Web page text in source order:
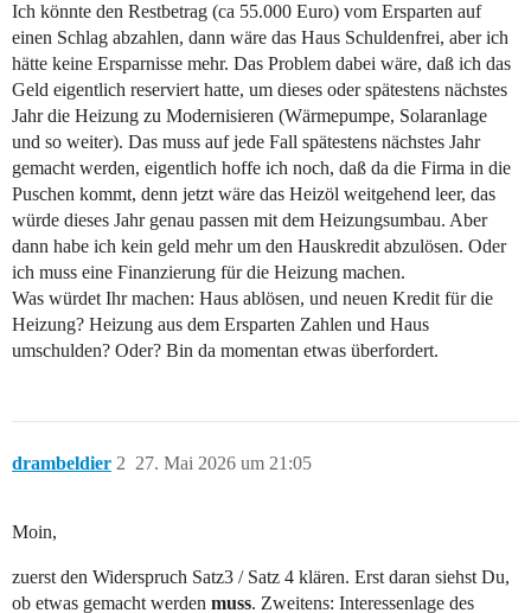
Ich könnte den Restbetrag (ca 55.000 Euro) vom Ersparten auf
einen Schlag abzahlen, dann wäre das Haus Schuldenfrei, aber ich
hätte keine Ersparnisse mehr. Das Problem dabei wäre, daß ich das
Geld eigentlich reserviert hatte, um dieses oder spätestens nächstes
Jahr die Heizung zu Modernisieren (Wärmepumpe, Solaranlage
und so weiter). Das muss auf jede Fall spätestens nächstes Jahr
gemacht werden, eigentlich hoffe ich noch, daß da die Firma in die
Puschen kommt, denn jetzt wäre das Heizöl weitgehend leer, das
würde dieses Jahr genau passen mit dem Heizungsumbau. Aber
dann habe ich kein geld mehr um den Hauskredit abzulösen. Oder
ich muss eine Finanzierung für die Heizung machen.
Was würdet Ihr machen: Haus ablösen, und neuen Kredit für die
Heizung? Heizung aus dem Ersparten Zahlen und Haus
umschulden? Oder? Bin da momentan etwas überfordert.
drambeldier 27. Mai 2026 um 21:05
2
Moin,
zuerst den Widerspruch Satz3 / Satz 4 klären. Erst daran siehst Du,
ob etwas gemacht werden muss. Zweitens: Interessenlage des